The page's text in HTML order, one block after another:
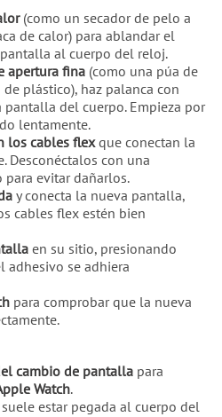
(como un secador de pelo a
de calor) para ablandar el
al cuerpo del reloj.
apertura fina (como una púa de
plástico), haz palanca con
pantalla del cuerpo. Empieza por
lentamente.
los cables flexque conectan la
Desconéctalos con una
evitar dañarlos.
y conecta la nueva pantalla,
cables flex estén bien
en su sitio, presionando
adhesivo se adhiera
para comprobar que la nueva
cambio de pantalla para
Watch.
suele estar pegada al cuerpo del